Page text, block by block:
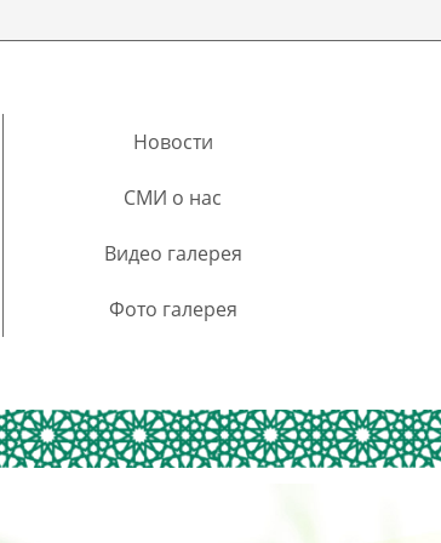
Imran Bek
Новости
СМИ о нас
Видео галерея
Фото галерея